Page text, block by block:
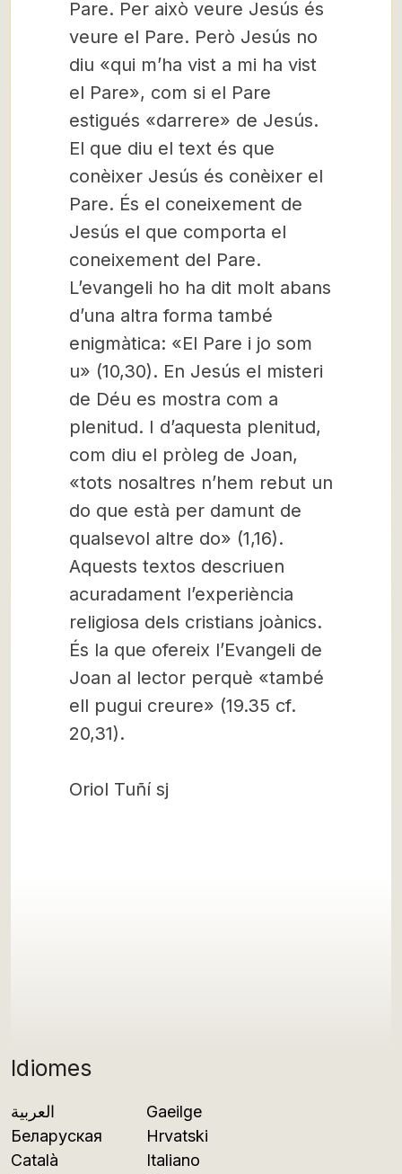
Idiomes
العربية
Беларуская
Català
Gaeilge
Hrvatski
Italiano
Pare. Per això veure Jesús és
veure el Pare. Però Jesús no
diu «qui m’ha vist a mi ha vist
el Pare», com si el Pare
estigués «darrere» de Jesús.
El que diu el text és que
conèixer Jesús és conèixer el
Pare. És el coneixement de
Jesús el que comporta el
coneixement del Pare.
L’evangeli ho ha dit molt abans
d’una altra forma també
enigmàtica: «El Pare i jo som
u» (10,30). En Jesús el misteri
de Déu es mostra com a
plenitud. I d’aquesta plenitud,
com diu el pròleg de Joan,
«tots nosaltres n’hem rebut un
do que està per damunt de
qualsevol altre do» (1,16).
Aquests textos descriuen
acuradament l’experiència
religiosa dels cristians joànics.
És la que ofereix l’Evangeli de
Joan al lector perquè «també
ell pugui creure» (19.35 cf.
20,31).
Oriol Tuñí sj